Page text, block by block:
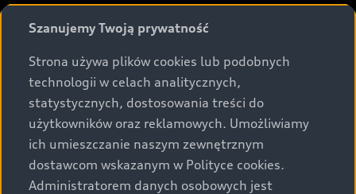
rozumieniu art. 5561§2 Kodeksu cywilnego oraz art.
Podane kwoty są rekomendowane i obejmują podatek
VAT (23%), chyba że inaczej zaznaczono.
Audi zastrzega sobie możliwość wprowadzenia zmian w
prezentowanych wersjach. Przedstawione detale
wyposażenia mogą różnić się od specyfikacji
Szanujemy Twoją prywatność
Strona używa plików cookies lub podobnych
technologii w celach analitycznych,
statystycznych, dostosowania treści do
użytkowników oraz reklamowych. Umożliwiamy
ich umieszczanie naszym zewnętrznym
dostawcom wskazanym w Polityce cookies.
Administratorem danych osobowych jest